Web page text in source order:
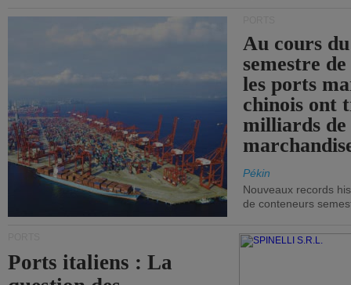
Au cours
semestre
les ports
chinois ont
milliards de
Pékin
Nouveaux records
de conteneurs
Ports italiens : La